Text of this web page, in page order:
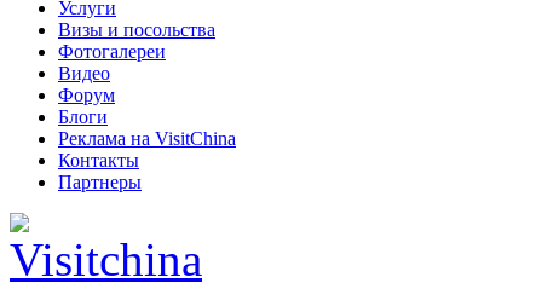
Услуги
Визы и посольства
Фотогалереи
Видео
Форум
Блоги
Реклама на VisitChina
Контакты
Партнеры